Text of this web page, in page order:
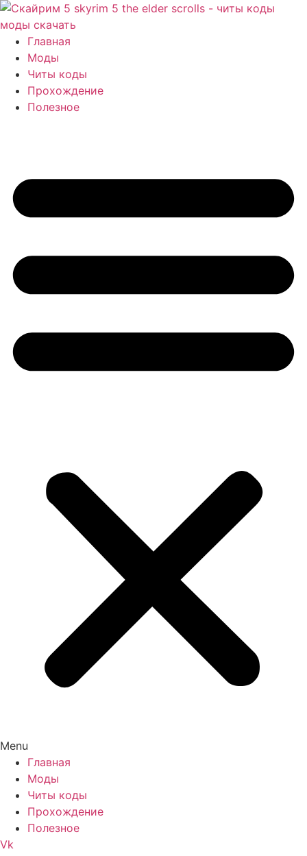
Перейти
к
содержимому
Главная
Моды
Читы коды
Прохождение
Полезное
Menu
Главная
Моды
Читы коды
Прохождение
Полезное
Vk